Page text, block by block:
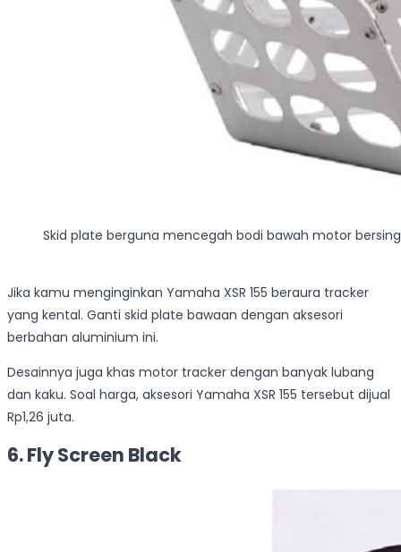
Skid plate berguna mencegah bodi bawah motor
Jika kamu menginginkan Yamaha XSR 155 beraura tracker
yang kental. Ganti skid plate bawaan dengan aksesori
berbahan aluminium ini.
Desainnya juga khas motor tracker dengan banyak lubang
dan kaku. Soal harga, aksesori Yamaha XSR 155 tersebut dijual
Rp1,26 juta.
6. Fly Screen Black